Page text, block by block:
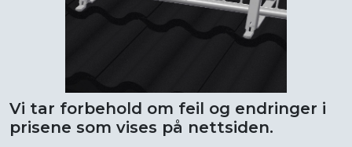
Vi tar forbehold om feil og endringer i
prisene som vises på nettsiden.